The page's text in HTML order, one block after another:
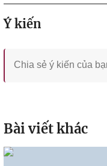
Ý kiến
Bài viết khác